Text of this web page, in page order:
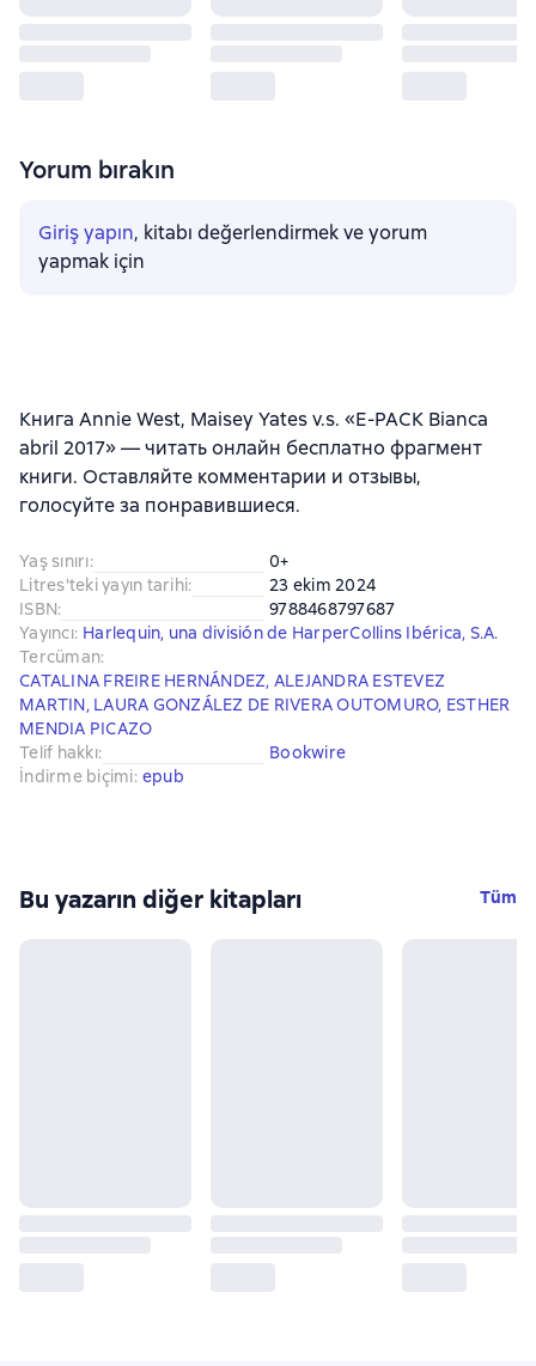
Yorum bırakın
Giriş yapın, kitabı değerlendirmek ve yorum
yapmak için
Книга Annie West, Maisey Yates v.s. «E-PACK Bianca
abril 2017» — читать онлайн бесплатно фрагмент
книги. Оставляйте комментарии и отзывы,
голосуйте за понравившиеся.
Yaş sınırı:
0+
Litres'teki yayın tarihi:
23 ekim 2024
ISBN:
9788468797687
Yayıncı: Harlequin, una división de HarperCollins Ibérica, S.A.
Tercüman:
CATALINA FREIRE HERNÁNDEZ, ALEJANDRA ESTEVEZ
MARTIN, LAURA GONZÁLEZ DE RIVERA OUTOMURO, ESTHER
MENDIA PICAZO
Telif hakkı:
Bookwire
İndirme biçimi: epub
Bu yazarın diğer kitapları Tüm